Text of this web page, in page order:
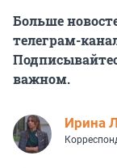
Больше
телеграм-
важном.
Ирина